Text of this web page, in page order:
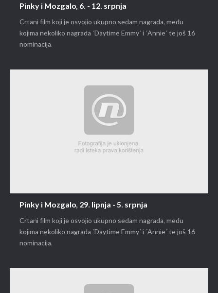
Pinky i Mozgalo, 6. - 12. srpnja
Crtani film koji je osvojio ukupno sedam nagrada, među
kojima nekoliko nagrada ´Daytime Emmy´ i ´Annie´ te još 16
nominacija.
Pinky i Mozgalo, 29. lipnja - 5. srpnja
Crtani film koji je osvojio ukupno sedam nagrada, među
kojima nekoliko nagrada ´Daytime Emmy´ i ´Annie´ te još 16
nominacija.